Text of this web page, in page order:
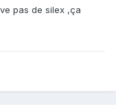
pas de silex ,ça